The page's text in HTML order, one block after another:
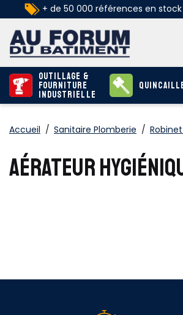
+ de 50 000 références en stock
Outillage &
Fourniture
industrielle
Accueil / Sanitaire Plomberie /
AÉRATEUR